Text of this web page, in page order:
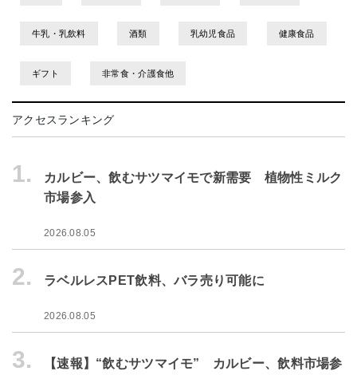
牛乳・乳飲料 酒類 乳幼児食品 健康食品
ギフト 非常食・介護食他
アクセスランキング
1.
カルビー、飲むサツマイモで新需要 植物性ミルク
市場参入
2026.08.05
2. ラベルレスPET飲料、バラ売り可能に
2026.08.05
3. 【速報】“飲むサツマイモ” カルビー、飲料市場参